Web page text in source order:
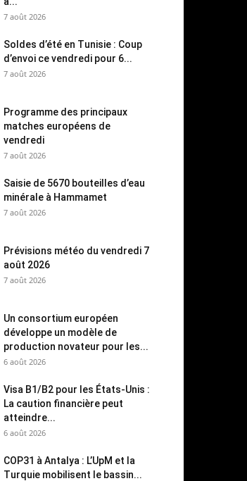
7 août 2026
Soldes d’été en Tunisie : Coup
d’envoi ce vendredi pour 6...
7 août 2026
Programme des principaux
matches européens de
vendredi
7 août 2026
Saisie de 5670 bouteilles d’eau
minérale à Hammamet
7 août 2026
Prévisions météo du vendredi 7
août 2026
7 août 2026
Un consortium européen
développe un modèle de
production novateur pour les...
6 août 2026
Visa B1/B2 pour les États-Unis :
La caution financière peut
atteindre...
6 août 2026
COP31 à Antalya : L’UpM et la
Turquie mobilisent le bassin...